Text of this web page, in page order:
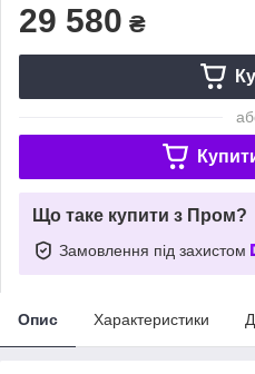
29 580 ₴
Що таке купити з Пром?
Замовлення під захистом
Опис Характеристики